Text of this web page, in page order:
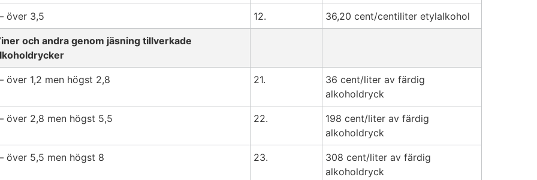
över 3,5 12. 36,20 cent/centiliter etylalkohol
och andra genom jäsning tillverkade
över 1,2 men högst 2,8 21.
36 cent/liter av färdig
alkoholdryck
över 2,8 men högst 5,5 22.
198 cent/liter av färdig
alkoholdryck
över 5,5 men högst 8 23.
308 cent/liter av färdig
alkoholdryck